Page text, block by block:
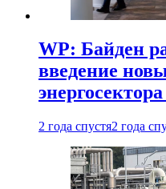
WP: Байден
введение
2 года спустя2 года